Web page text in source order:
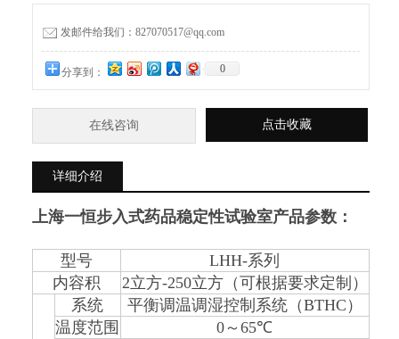
发邮件给我们：827070517@qq.com
分享到： 0
在线咨询 点击收藏
详细介绍
上海一恒步入式药品稳定性试验室产品参数：
型号 LHH-系列
内容积
2立方-250立方（可根据要求定制）
系统 平衡调温调湿控制系统（BTHC ）
温度范围
0～65℃